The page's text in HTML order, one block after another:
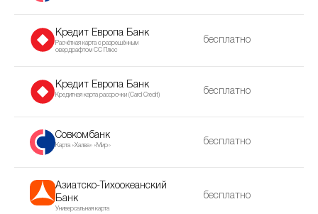
Кредит Европа Банк
Расчётная карта с разрешённым
овердрафтом CC Плюс
бесплатно
Кредит Европа Банк
Кредитная карта рассрочки (Сard Сredit) бесплатно
Совкомбанк
Карта «Халва» «Мир» бесплатно
Азиатско-Тихоокеанский
Банк
Универсальная карта
бесплатно